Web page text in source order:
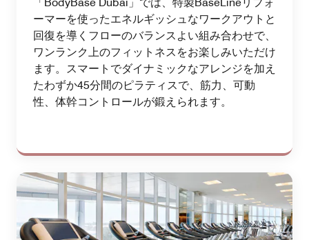
ーマーを使ったエネルギッシュなワークアウトと
回復を導くフローのバランスよい組み合わせで、
ワンランク上のフィットネスをお楽しみいただけ
ます。スマートでダイナミックなアレンジを加え
たわずか45分間のピラティスで、筋力、可動
性、体幹コントロールが鍛えられます。